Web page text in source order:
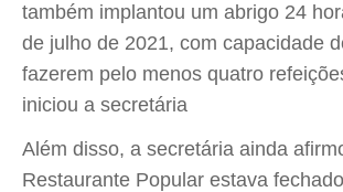
também implantou um abrigo 24
de julho de 2021, com capacidade
fazerem pelo menos quatro
iniciou a secretária
Além disso, a secretária ainda
Restaurante Popular estava